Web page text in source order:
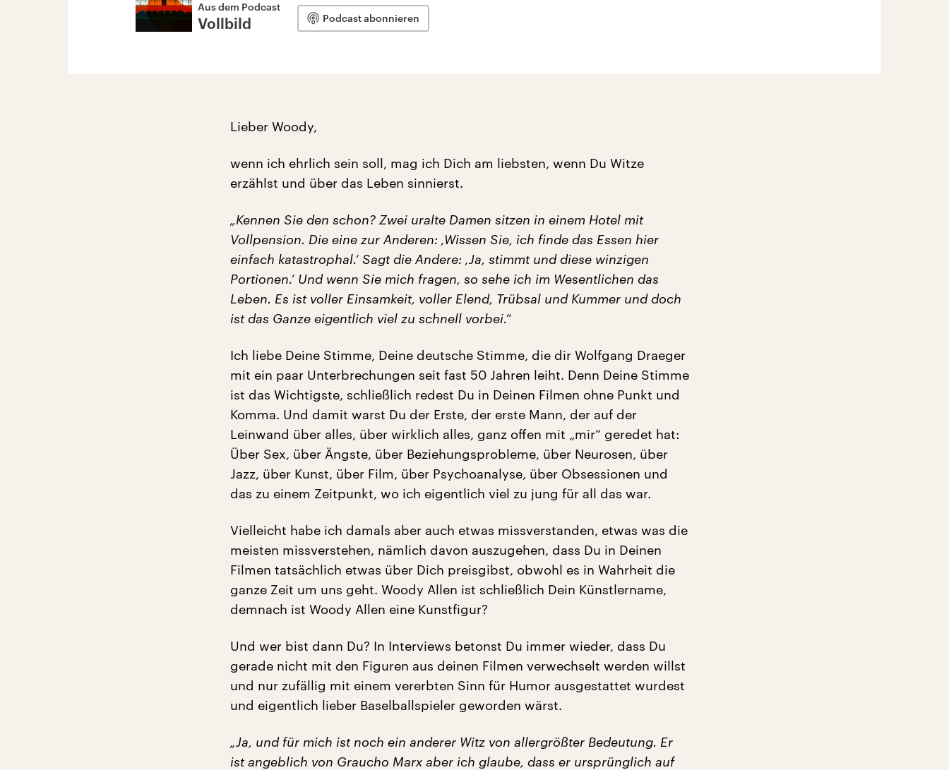
Aus dem Podcast
Vollbild Podcast abonnieren
Lieber Woody,
wenn ich ehrlich sein soll, mag ich Dich am liebsten, wenn Du Witze
erzählst und über das Leben sinnierst.
„Kennen Sie den schon? Zwei uralte Damen sitzen in einem Hotel mit
Vollpension. Die eine zur Anderen: ‚Wissen Sie, ich finde das Essen hier
einfach katastrophal.‘ Sagt die Andere: ‚Ja, stimmt und diese winzigen
Portionen.‘ Und wenn Sie mich fragen, so sehe ich im Wesentlichen das
Leben. Es ist voller Einsamkeit, voller Elend, Trübsal und Kummer und doch
ist das Ganze eigentlich viel zu schnell vorbei.“
Ich liebe Deine Stimme, Deine deutsche Stimme, die dir Wolfgang Draeger
mit ein paar Unterbrechungen seit fast 50 Jahren leiht. Denn Deine Stimme
ist das Wichtigste, schließlich redest Du in Deinen Filmen ohne Punkt und
Komma. Und damit warst Du der Erste, der erste Mann, der auf der
Leinwand über alles, über wirklich alles, ganz offen mit „mir“ geredet hat:
Über Sex, über Ängste, über Beziehungsprobleme, über Neurosen, über
Jazz, über Kunst, über Film, über Psychoanalyse, über Obsessionen und
das zu einem Zeitpunkt, wo ich eigentlich viel zu jung für all das war.
Vielleicht habe ich damals aber auch etwas missverstanden, etwas was die
meisten missverstehen, nämlich davon auszugehen, dass Du in Deinen
Filmen tatsächlich etwas über Dich preisgibst, obwohl es in Wahrheit die
ganze Zeit um uns geht. Woody Allen ist schließlich Dein Künstlername,
demnach ist Woody Allen eine Kunstfigur?
Und wer bist dann Du? In Interviews betonst Du immer wieder, dass Du
gerade nicht mit den Figuren aus deinen Filmen verwechselt werden willst
und nur zufällig mit einem vererbten Sinn für Humor ausgestattet wurdest
und eigentlich lieber Baselballspieler geworden wärst.
„Ja, und für mich ist noch ein anderer Witz von allergrößter Bedeutung. Er
ist angeblich von Graucho Marx aber ich glaube, dass er ursprünglich auf